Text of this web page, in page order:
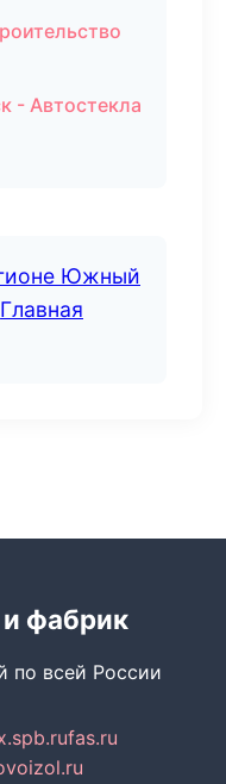
- Автостекла
Южный
Главная
фабрик
по всей России
fas.ru